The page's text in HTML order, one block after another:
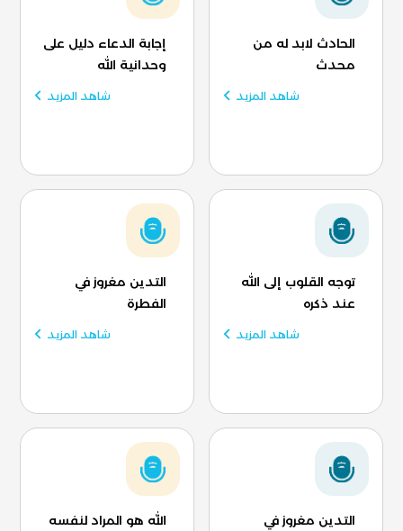
الحادث لابد له من
محدث
شاهد المزيد
إجابة الدعاء دليل على
وحدانية الله
شاهد المزيد
توجه القلوب إلى الله
عند ذكره
شاهد المزيد
التدين مغروز في
الفطرة
شاهد المزيد
التدين مغروز في الله هو المراد لنفسه